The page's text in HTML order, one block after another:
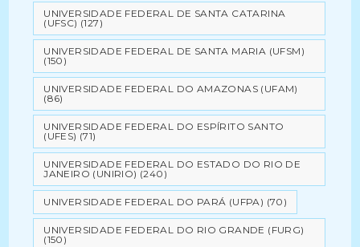
UNIVERSIDADE FEDERAL DE SANTA CATARINA
(UFSC) (127)
UNIVERSIDADE FEDERAL DE SANTA MARIA (UFSM)
(150)
UNIVERSIDADE FEDERAL DO AMAZONAS (UFAM)
(86)
UNIVERSIDADE FEDERAL DO ESPÍRITO SANTO
(UFES) (71)
UNIVERSIDADE FEDERAL DO ESTADO DO RIO DE
JANEIRO (UNIRIO) (240)
UNIVERSIDADE FEDERAL DO PARÁ (UFPA) (70)
UNIVERSIDADE FEDERAL DO RIO GRANDE (FURG)
(150)